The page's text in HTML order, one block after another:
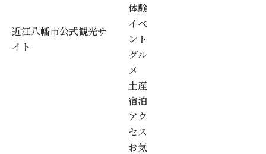
近江八幡市公式観光サ
イト
体験
イベ
ント
グル
メ
土産
宿泊
アク
セス
お気